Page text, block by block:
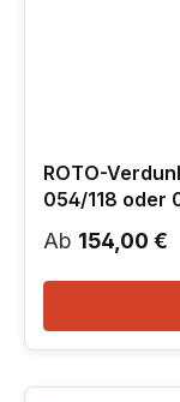
ROTO-
054/118 oder
Regulärer
Ab 154,00 €